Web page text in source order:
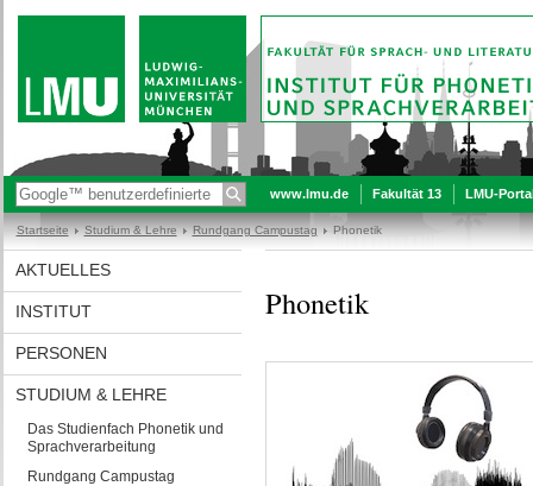
www.lmu.de Fakultät 13 LMU-
Startseite Studium & Lehre Rundgang Campustag Phonetik
AKTUELLES
INSTITUT
PERSONEN
STUDIUM & LEHRE
Das Studienfach Phonetik und
Sprachverarbeitung
Rundgang Campustag
Phonetik